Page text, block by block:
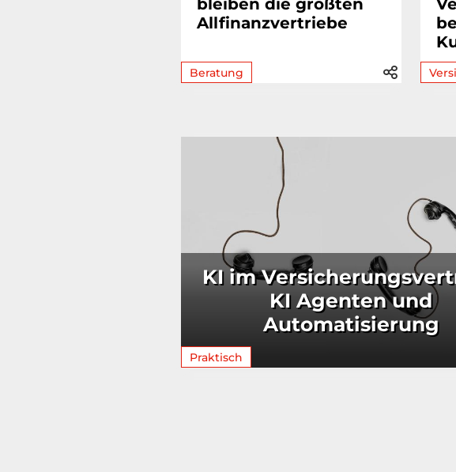
bleiben die größten
Allfinanzvertriebe
Beratung
KI im
KI Agenten und
Automatisierung
Praktisch